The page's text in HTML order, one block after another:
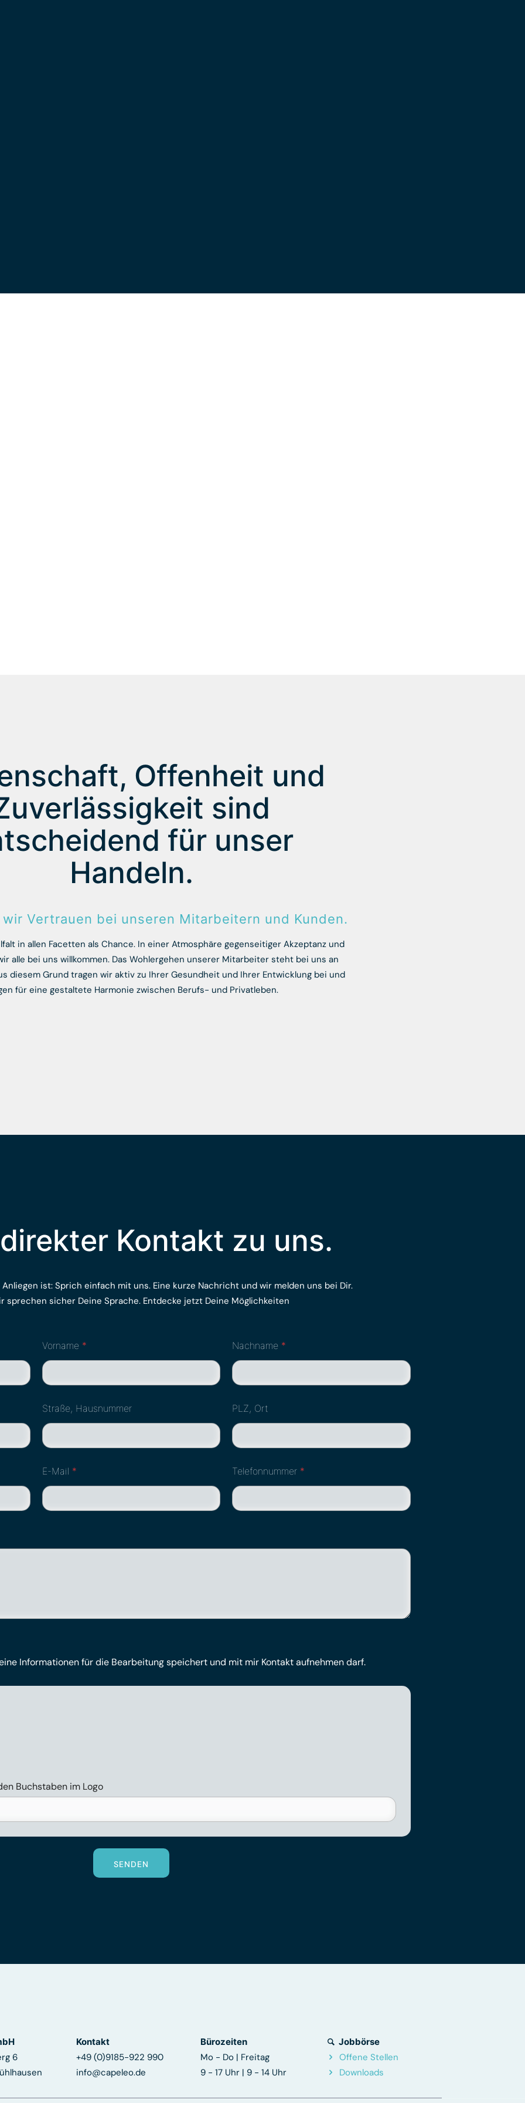
Offenheit und
sind
für unser
Handeln.
Vertrauen bei unseren Mitarbeitern und Kunden.
in allen Facetten als Chance. In einer Atmosphäre gegenseitiger Akzeptanz und
alle bei uns willkommen. Das Wohlergehen unserer Mitarbeiter steht bei uns an
diesem Grund tragen wir aktiv zu Ihrer Gesundheit und Ihrer Entwicklung bei und
für eine gestaltete Harmonie zwischen Berufs- und Privatleben.
Kontakt zu uns.
ist: Sprich einfach mit uns. Eine kurze Nachricht und wir melden uns bei Dir.
sprechen sicher Deine Sprache. Entdecke jetzt Deine Möglichkeiten
Vorname *
Straße, Hausnummer
E-Mail *
Nachname *
PLZ, Ort
Telefonnummer *
Informationen für die Bearbeitung speichert und mit mir Kontakt aufnehmen darf.
Buchstaben im Logo
SENDEN
6
Kontakt
+49 (0)9185-922 990
info@capeleo.de
Bürozeiten
Mo - Do | Freitag
9 - 17 Uhr | 9 - 14 Uhr
Jobbörse
Offene Stellen
Downloads